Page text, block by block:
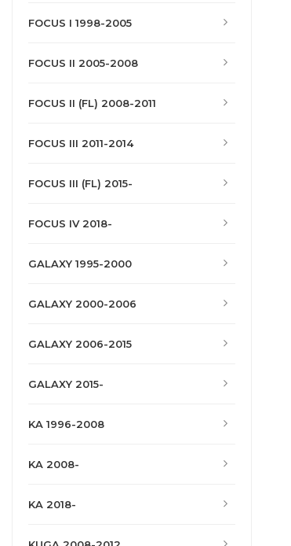
FOCUS I 1998-2005
FOCUS II 2005-2008
FOCUS II (FL) 2008-2011
FOCUS III 2011-2014
FOCUS III (FL) 2015-
FOCUS IV 2018-
GALAXY 1995-2000
GALAXY 2000-2006
GALAXY 2006-2015
GALAXY 2015-
KA 1996-2008
KA 2008-
KA 2018-